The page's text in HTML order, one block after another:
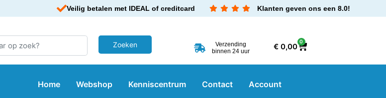
Veilig betalen met IDEAL of creditcard Klanten geven ons een 8.0!
Verzending
binnen 24 uur
€0,00
0
Home Webshop Kenniscentrum Contact Account